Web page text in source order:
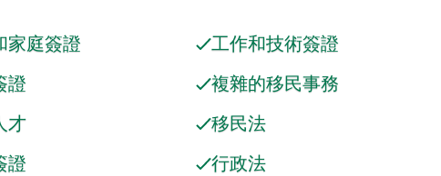
家庭簽證
工作和技術簽證
證
複雜的移民事務
才
移民法
證
行政法